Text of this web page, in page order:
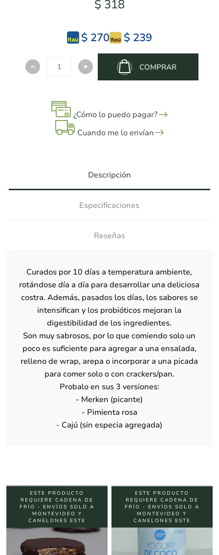
$ 318
$ 270 $ 239
COMPRAR
¿Cómo lo puedo pagar?
Cuando me lo envían
Descripción
Especificaciones
Reseñas
Curados por 10 días a temperatura ambiente,
rotándose día a día para desarrollar una deliciosa
costra. Además, pasados los días, los sabores se
intensifican y los probióticos mejoran la
digestibilidad de los ingredientes.
Son muy sabrosos, por lo que comiendo solo un
poco es suficiente para agregar a una ensalada,
relleno de wrap, arepa o incorporar a una picada
para comer solo o con crackers/pan.
Probalo en sus 3 versiones:
- Merken (picante)
- Pimienta rosa
- Cajú (sin especia agregada)
ESTE PRODUCTO
REQUIERE CADENA DE
FRÍO - ENVÍOS SOLO A
MONTEVIDEO Y
CANELONES ESTE
ESTE PRODUCTO
REQUIERE CADENA DE
FRÍO - ENVÍOS SOLO A
MONTEVIDEO Y
CANELONES ESTE